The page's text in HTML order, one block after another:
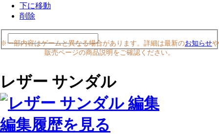
下に移動
削除
※一部内容はゲームと異なる場合があります。詳細は最新のお知らせや
販売ページの商品説明をご確認ください。
レザー サンダル
編集履歴を見る